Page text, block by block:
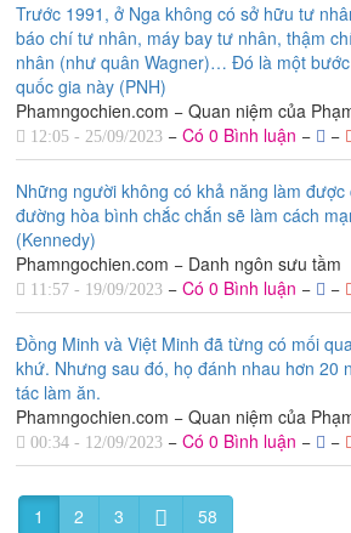
Trước 1991, ở Nga không có sở hữu tư
báo chí tư nhân, máy bay tư nhân, thậm
nhân (như quân Wagner)… Đó là một
quốc gia này (PNH)
Phamngochien.com − Quan niệm của
12:05 - 25/09/2023 − Có 0 Bình luận − −
Những người không có khả năng làm
đường hòa bình chắc chắn sẽ làm cách
(Kennedy)
Phamngochien.com − Danh ngôn sưu tầm
11:57 - 19/09/2023 − Có 0 Bình luận − −
Đồng Minh và Việt Minh đã từng có mối
khứ. Nhưng sau đó, họ đánh nhau hơn 20
tác làm ăn.
Phamngochien.com − Quan niệm của
00:34 - 12/09/2023 − Có 0 Bình luận − −
1 2 3 58